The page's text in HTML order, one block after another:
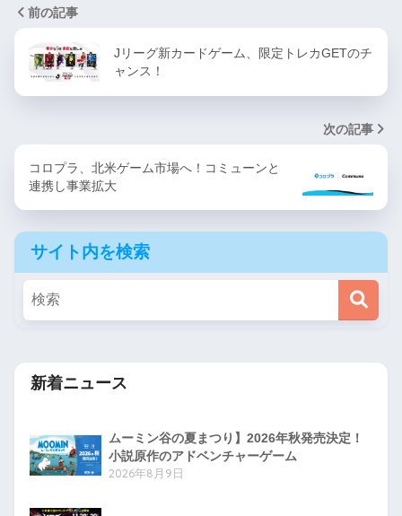
前の記事
Jリーグ新カードゲーム、限定トレカGETのチ
ャンス！
次の記事
コロプラ、北米ゲーム市場へ！コミューンと
連携し事業拡大
サイト内を検索
新着ニュース
ムーミン谷の夏まつり】2026年秋発売決定！
小説原作のアドベンチャーゲーム
2026年8月9日